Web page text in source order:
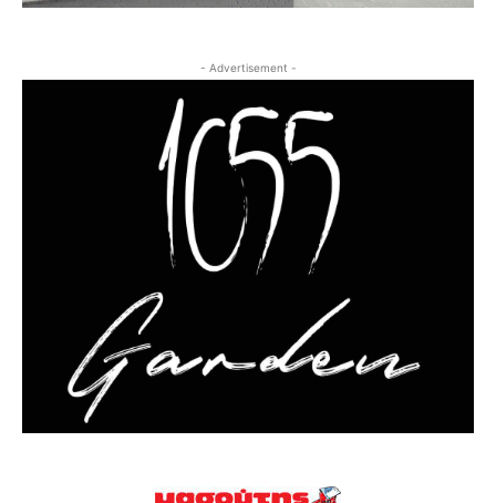
- Advertisement -